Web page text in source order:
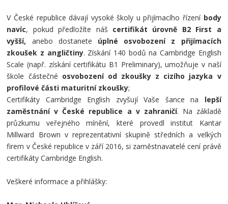
V České republice dávají vysoké školy u přijímacího řízení body
navíc, pokud předložíte náš certifikát úrovně B2 First a
vyšší,
anebo dostanete
úplné osvobození z přijímacích
zkoušek z angličtiny. Získání 140 bodů na Cambridge English
Scale (např. získání certifikátu B1 Preliminary), umožňuje v naší
škole částečné osvobození od zkoušky z cizího jazyka v
profilové části maturitní zkoušky;
Certifikáty Cambridge English zvyšují Vaše šance na
lepší
zaměstnání v České republice a v zahraničí. Na základě
průzkumu veřejného mínění, které provedl institut Kantar
Millward Brown v reprezentativní skupině středních a velkých
firem v České republice v září 2016, si zaměstnavatelé cení právě
certifikáty Cambridge English.
Veškeré informace a přihlášky: